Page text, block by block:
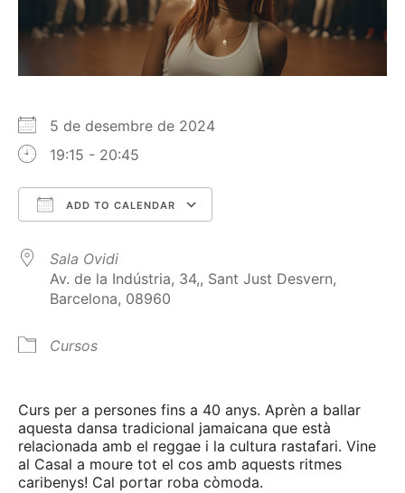
5 de desembre de 2024
19:15 - 20:45
ADD TO CALENDAR
Sala Ovidi
Av. de la Indústria, 34,, Sant Just Desvern,
Barcelona, 08960
Cursos
Curs per a persones fins a 40 anys. Aprèn a ballar
aquesta dansa tradicional jamaicana que està
relacionada amb el reggae i la cultura rastafari. Vine
al Casal a moure tot el cos amb aquests ritmes
caribenys! Cal portar roba còmoda.